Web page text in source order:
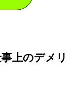
上のデメリ